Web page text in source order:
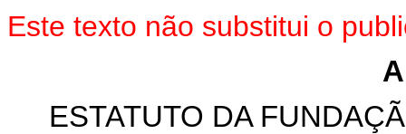
Este texto não substitui o
ESTATUTO DA